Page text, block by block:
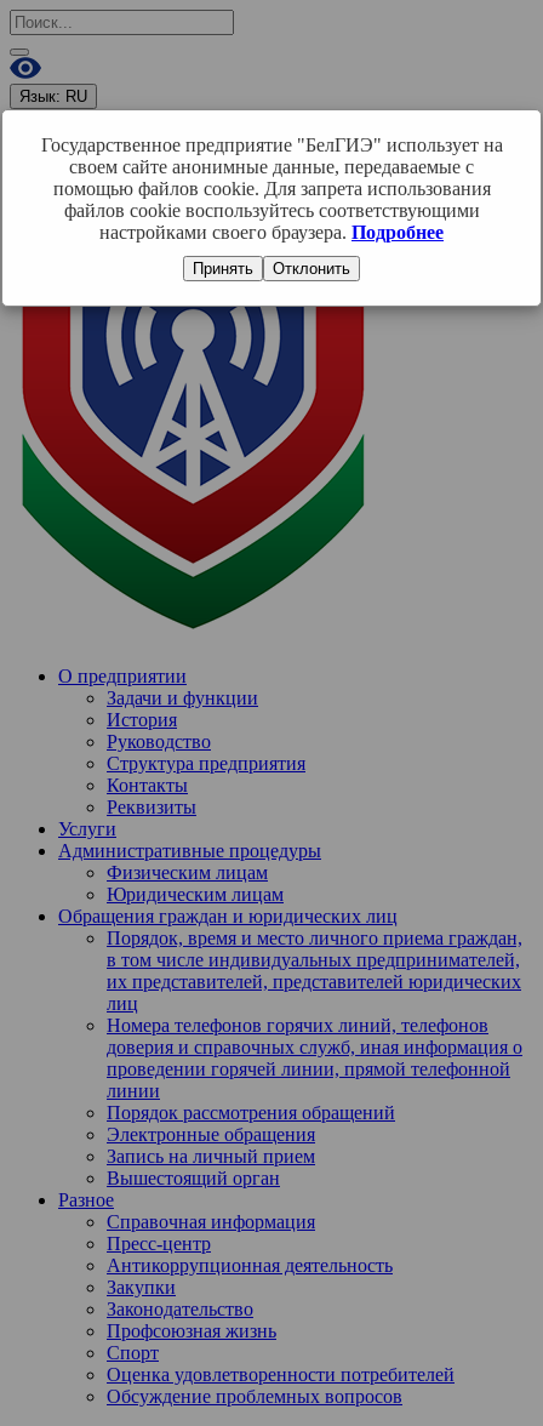
Язык: RU
О предприятии
Задачи и функции
История
Руководство
Структура предприятия
Контакты
Реквизиты
Услуги
Административные процедуры
Физическим лицам
Юридическим лицам
Обращения граждан и юридических лиц
Порядок, время и место личного приема граждан,
в том числе индивидуальных предпринимателей,
их представителей, представителей юридических
лиц
Номера телефонов горячих линий, телефонов
доверия и справочных служб, иная информация о
проведении горячей линии, прямой телефонной
линии
Порядок рассмотрения обращений
Электронные обращения
Запись на личный прием
Вышестоящий орган
Разное
Справочная информация
Пресс-центр
Антикоррупционная деятельность
Закупки
Законодательство
Профсоюзная жизнь
Спорт
Оценка удовлетворенности потребителей
Обсуждение проблемных вопросов
Государственное предприятие "БелГИЭ" использует на
своем сайте анонимные данные, передаваемые с
помощью файлов cookie. Для запрета использования
файлов cookie воспользуйтесь соответствующими
настройками своего браузера. Подробнее
Принять Отклонить